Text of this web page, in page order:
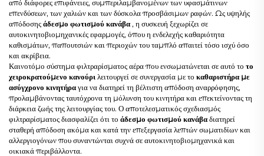
από διάφορες επιφάνειες, συμπεριλαμβανομένων των υφασμάτινων
επενδύσεων, των χαλιών και των δύσκολα προσβάσιμων ραφών. Ως υψηλής
απόδοσηςάδεσμο φωτισμού κανάβα , η συσκευή ξεχωρίζει σε
αυτοκινητοβιομηχανικές εφαρμογές, όπου η ενδελεχής καθαριότητα
καθισμάτων, παπουτσιών και περιοχών του ταμπλό απαιτεί τόσο ισχύ όσο
και ακρίβεια.
Καινοτόμο σύστημα φιλτραρίσματος αέρα που ενσωματώνεται σε αυτό το το
χειροκρατούμενο κανούρι λειτουργεί σε συνεργασία με το καθαριστήρα με
ασύγχρονο κινητήραγια να διατηρεί τη βέλτιστη απόδοση αναρρόφησης,
προλαμβάνοντας ταυτόχρονα τη μόλυνση του κινητήρα και επεκτείνοντας τη
διάρκεια ζωής της λειτουργίας του. Ο αποτελεσματικός σχεδιασμός
φιλτραρίσματος διασφαλίζει ότι το άδεσμο φωτισμού κανάβαδιατηρεί
σταθερή απόδοση ακόμα και κατά την επεξεργασία λεπτών σωματιδίων και
αλλεργιογόνων που συναντώνται συχνά σε αυτοκινητοβιομηχανικά και
οικιακά περιβάλλοντα.